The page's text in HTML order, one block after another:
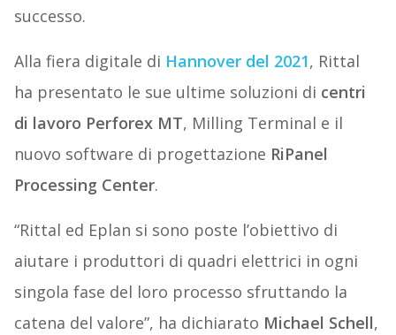
successo.
Alla fiera digitale di Hannover del 2021, Rittal
ha presentato le sue ultime soluzioni di centri
di lavoro Perforex MT, Milling Terminal e il
nuovo software di progettazione RiPanel
Processing Center.
“Rittal ed Eplan si sono poste l’obiettivo di
aiutare i produttori di quadri elettrici in ogni
singola fase del loro processo sfruttando la
catena del valore”, ha dichiarato Michael Schell,